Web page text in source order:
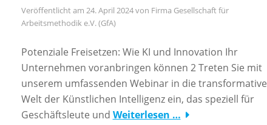
Veröffentlicht am 24. April 2024von Firma Gesellschaft für
Arbeitsmethodik e.V. (GfA)
Potenziale Freisetzen: Wie KI und Innovation Ihr
Unternehmen voranbringen können 2 Treten Sie mit
unserem umfassenden Webinar in die transformative
Welt der Künstlichen Intelligenz ein, das speziell für
Geschäftsleute und Weiterlesen …